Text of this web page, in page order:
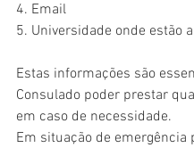
4. Email
5. Universidade onde estão
Estas informações são
Consulado poder prestar
em caso de necessidade.
Em situação de emergência